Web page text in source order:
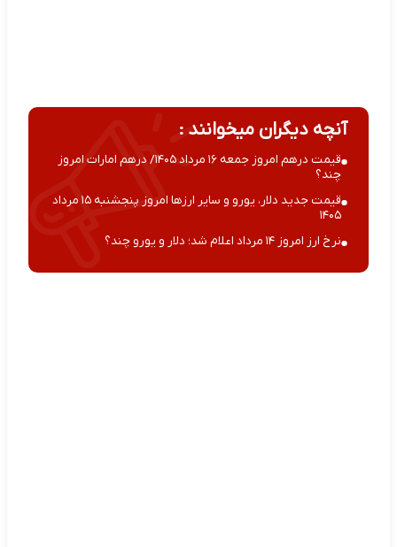
آنچه دیگران میخوانند :
قیمت درهم امروز جمعه ۱۶ مرداد ۱۴۰۵/ درهم امارات امروز
چند؟
قیمت جدید دلار، یورو و سایر ارزها امروز پنجشنبه ۱۵ مرداد
۱۴۰۵
نرخ ارز امروز ۱۴ مرداد اعلام شد؛ دلار و یورو چند؟